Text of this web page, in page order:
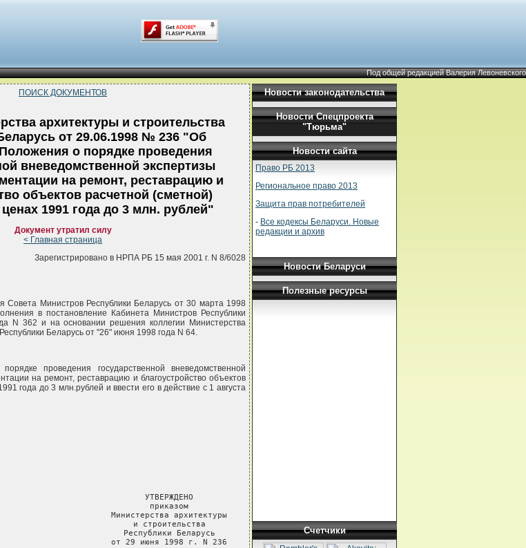
Под общей редакцией Валерия Левоневского
ПОИСК ДОКУМЕНТОВ
архитектуры и строительства
от 29.06.1998 № 236 "Об
о порядке проведения
вневедомственной экспертизы
на ремонт, реставрацию и
объектов расчетной (сметной)
1991 года до 3 млн. рублей"
Документ утратил силу
< Главная страница
Зарегистрировано в НРПА РБ 15 мая 2001 г. N 8/6028
Совета Министров Республики Беларусь от 30 марта 1998
в постановление Кабинета Министров Республики
N 362 и на основании решения коллегии Министерства
Беларусь от "26" июня 1998 года N 64.
проведения государственной вневедомственной
на ремонт, реставрацию и благоустройство объектов
года до 3 млн.рублей и ввести его в действие с 1 августа
УТВЕРЖДЕНО
приказом
Министерства архитектуры
и строительства
Республики Беларусь
от 29 июня 1998 г. N 236
Новости законодательства
Новости Спецпроекта
"Тюрьма"
Новости сайта
Право РБ 2013
Региональное право 2013
Защита прав потребителей
- Все кодексы Беларуси. Новые
редакции и архив
Новости Беларуси
Полезные ресурсы
Счетчики